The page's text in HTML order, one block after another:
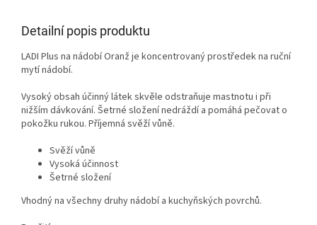
Detailní popis produktu
LADI Plus na nádobí Oranž je koncentrovaný prostředek na ruční
mytí nádobí.
Vysoký obsah účinný látek skvěle odstraňuje mastnotu i při
nižším dávkování. Šetrné složení nedráždí a pomáhá pečovat o
pokožku rukou. Příjemná svěží vůně.
Svěží vůně
Vysoká účinnost
Šetrné složení
Vhodný na všechny druhy nádobí a kuchyňských povrchů.